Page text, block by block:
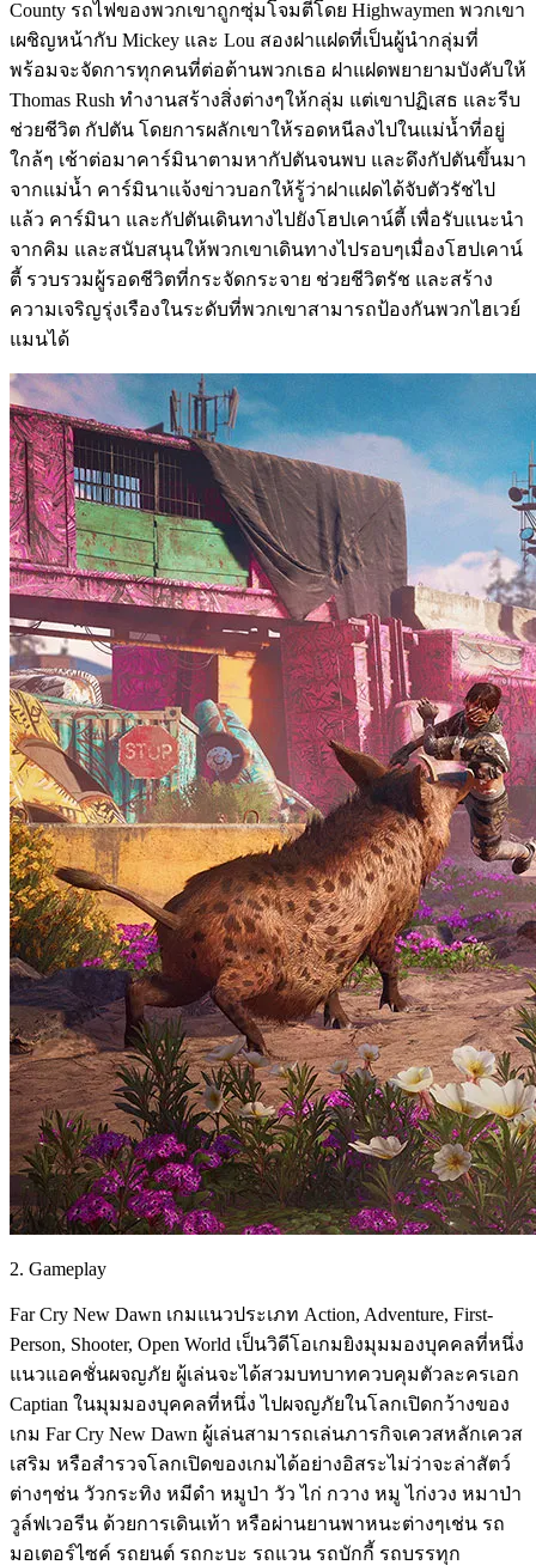
County รถไฟของพวกเขาถูกซุ่มโจมตีโดย Highwaymen พวกเขา
เผชิญหน้ากับ Mickey และ Lou สองฝาแฝดที่เป็นผู้นำกลุ่มที่
พร้อมจะจัดการทุกคนที่ต่อต้านพวกเธอ ฝาแฝดพยายามบังคับให้
Thomas Rush ทำงานสร้างสิ่งต่างๆให้กลุ่ม แต่เขาปฏิเสธ และรีบ
ช่วยชีวิต กัปตัน โดยการผลักเขาให้รอดหนีลงไปในแม่น้ำที่อยู่
ใกล้ๆ เช้าต่อมาคาร์มินาตามหากัปตันจนพบ และดึงกัปตันขึ้นมา
จากแม่น้ำ คาร์มินาแจ้งข่าวบอกให้รู้ว่าฝาแฝดได้จับตัวรัชไป
แล้ว คาร์มินา และกัปตันเดินทางไปยังโฮปเคาน์ตี้ เพื่อรับแนะนำ
จากคิม และสนับสนุนให้พวกเขาเดินทางไปรอบๆเมื่องโฮปเคาน์
ตี้ รวบรวมผู้รอดชีวิตที่กระจัดกระจาย ช่วยชีวิตรัช และสร้าง
ความเจริญรุ่งเรืองในระดับที่พวกเขาสามารถป้องกันพวกไฮเวย์
แมนได้
2. Gameplay
Far Cry New Dawn เกมแนวประเภท Action, Adventure, First-
Person, Shooter, Open World เป็นวิดีโอเกมยิงมุมมองบุคคลที่หนึ่ง
แนวแอคชั่นผจญภัย ผู้เล่นจะได้สวมบทบาทควบคุมตัวละครเอก
Captian ในมุมมองบุคคลที่หนึ่ง ไปผจญภัยในโลกเปิดกว้างของ
เกม Far Cry New Dawn ผู้เล่นสามารถเล่นภารกิจเควสหลักเควส
เสริม หรือสำรวจโลกเปิดของเกมได้อย่างอิสระไม่ว่าจะล่าสัตว์
ต่างๆช่น วัวกระทิง หมีดำ หมูป่า วัว ไก่ กวาง หมู ไก่งวง หมาป่า
วูล์ฟเวอรีน ด้วยการเดินเท้า หรือผ่านยานพาหนะต่างๆเช่น รถ
มอเตอร์ไซค์ รถยนต์ รถกะบะ รถแวน รถบักกี้ รถบรรทุก